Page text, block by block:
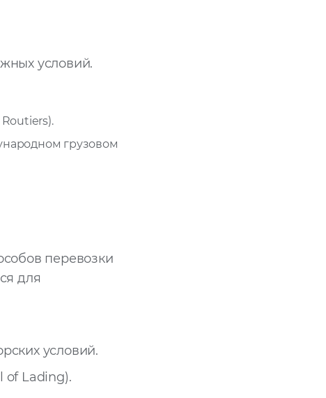
условий.
грузовом
перевозки
для
условий.
of Lading).